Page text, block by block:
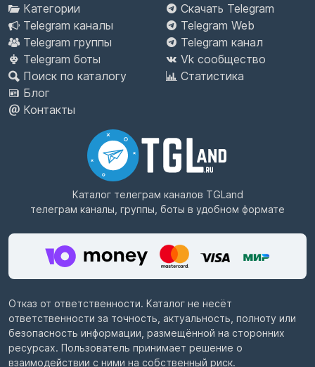
Категории
Telegram каналы
Telegram группы
Telegram боты
Поиск по каталогу
Блог
Контакты
Скачать Telegram
Telegram Web
Telegram канал
Vk сообщество
Статистика
Каталог телеграм каналов TGLand
телеграм каналы, группы, боты в удобном формате
Отказ от ответственности. Каталог не несёт
ответственности за точность, актуальность, полноту или
безопасность информации, размещённой на сторонних
ресурсах. Пользователь принимает решение о
взаимодействии с ними на собственный риск.